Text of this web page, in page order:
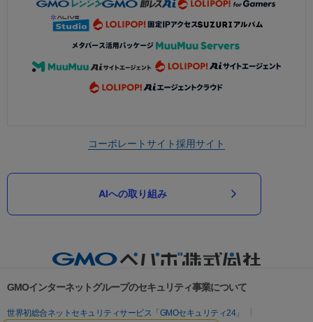
コーポレートサイト採用サイト
AIへの取り組み
GMOインターネットグループのセキュリティ事業について
世界初総合ネットセキュリティサービス「GMOセキュリティ24」